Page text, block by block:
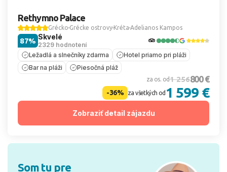
Rethymno Palace
Grécko Grécke ostrovy Kréta Adelianos Kampos
Skvelé
2329 hodnotení
87%
Ležadlá a slnečníky zdarma
Hotel priamo pri pláži
Bar na pláži
Piesočná pláž
za os. od1 256800 €
-36% za všetkých od 1 599 €
Zobraziť detail zájazdu
Som tu pre